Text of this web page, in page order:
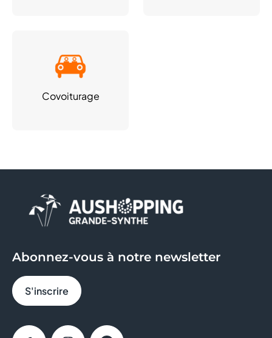
Covoiturage
Abonnez-vous à notre newsletter
S'inscrire